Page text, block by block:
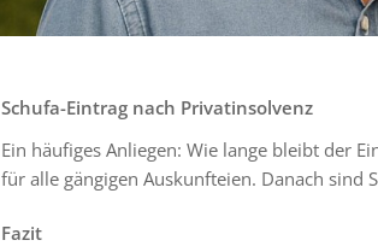
Schufa-Eintrag nach Privatinsolvenz
Ein häufiges Anliegen: Wie lange bleibt der
für alle gängigen Auskunfteien. Danach
Fazit